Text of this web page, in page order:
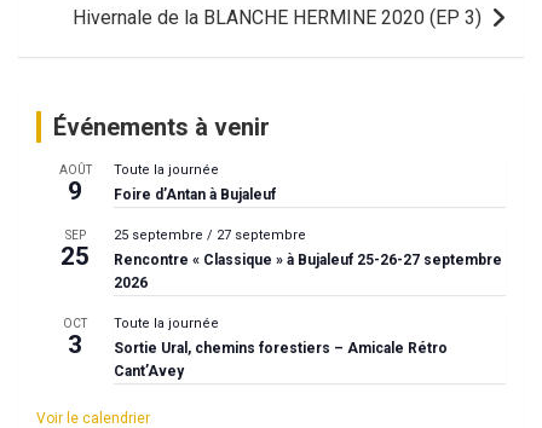
Hivernale de la BLANCHE HERMINE 2020 (EP 3)
Événements à venir
AOÛT
9
Toute la journée
Foire d’Antan à Bujaleuf
SEP
25
25 septembre / 27 septembre
Rencontre « Classique » à Bujaleuf 25-26-27 septembre
2026
OCT
3
Toute la journée
Sortie Ural, chemins forestiers – Amicale Rétro
Cant’Avey
Voir le calendrier